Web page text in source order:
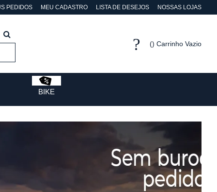
PEDIDOS MEU CADASTRO LISTA DE DESEJOS NOSSAS LOJAS
Carrinho Vazio
BIKE